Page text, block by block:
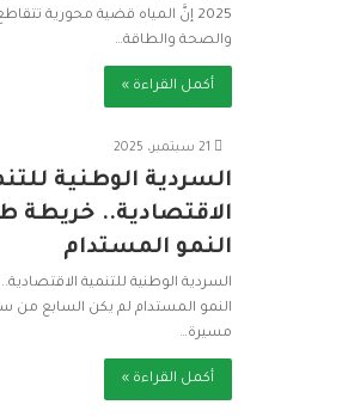
2025 إنَّ المياه قضية محورية
والصحة والطاقة…
أكمل القراءة »
21 سبتمبر، 2025
السردية الوطنية
الاقتصادية.. خريطة
النمو المستدام
السردية الوطنية للتنمية
مسيرة…
أكمل القراءة »